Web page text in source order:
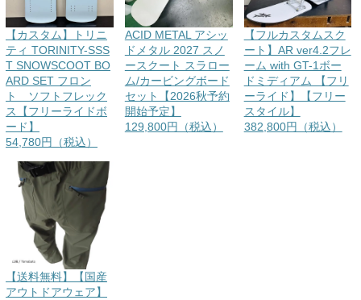
【カスタム】トリニ
ティ TORINITY-SSS
T SNOWSCOOT BO
ARD SET フロン
ト ソフトフレック
ス【フリーライドボ
ード】
54,780円（税込）
ACID METAL アシッ
ドメタル 2027 スノ
ースクート スラロー
ム/カービングボード
セット【2026秋予約
開始予定】
129,800円（税込）
【フルカスタムスク
ート】AR ver4.2フレ
ーム with GT-1ボー
ドミディアム 【フリ
ーライド】【フリー
スタイル】
382,800円（税込）
【送料無料】【国産
アウトドアウェア】